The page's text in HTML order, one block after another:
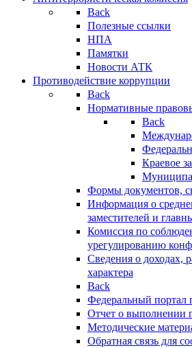
Back
Полезные ссылки
НПА
Памятки
Новости АТК
Противодействие коррупции
Back
Нормативные
Back
Краевое
Формы документов,
Информация о
заместителей и
Комиссия по
урегулированию
Сведения о доходах,
характера
Back
Федеральный
Отчет о выполнении
Методические
Обратная связь для